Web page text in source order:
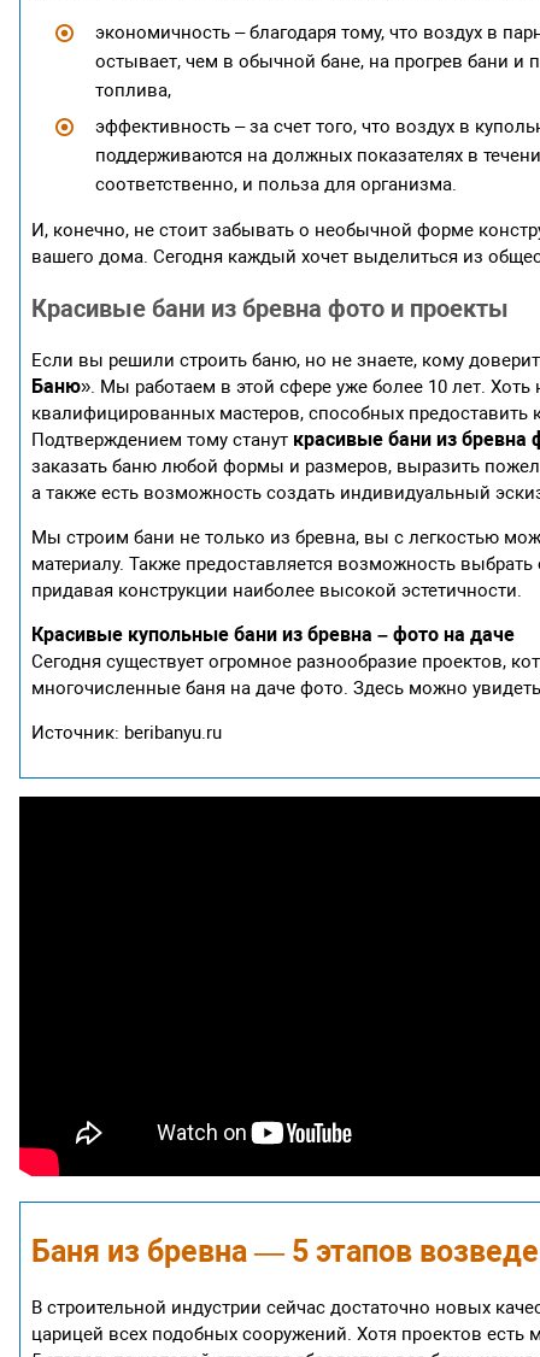
экономичность – благодаря тому, что воздух в
остывает, чем в обычной бане, на прогрев бани и
топлива,
эффективность – за счет того, что воздух в
поддерживаются на должных показателях в
соответственно, и польза для организма.
И, конечно, не стоит забывать о необычной форме
вашего дома. Сегодня каждый хочет выделиться из
Красивые бани из бревна фото и проекты
Если вы решили строить баню, но не знаете, кому
Баню». Мы работаем в этой сфере уже более 10 лет.
квалифицированных мастеров, способных предоставить
Подтверждением тому станут красивые бани из бревна
заказать баню любой формы и размеров, выразить
а также есть возможность создать индивидуальный
Мы строим бани не только из бревна, вы с легкостью
материалу. Также предоставляется возможность
придавая конструкции наиболее высокой эстетичности.
Красивые купольные бани из бревна – фото на даче
Сегодня существует огромное разнообразие проектов,
многочисленные баня на даче фото. Здесь можно
Источник: beribanyu.ru
Баня из бревна — 5 этапов
В строительной индустрии сейчас достаточно новых
царицей всех подобных сооружений. Хотя проектов